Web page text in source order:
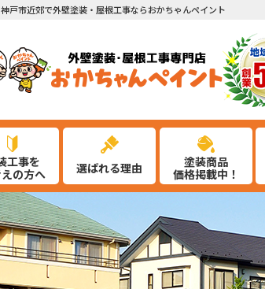
戸市近郊で外壁塗装・屋根工事ならおかちゃんペイント
工事を
の方へ
選ばれる理由
塗装商品
価格掲載中！